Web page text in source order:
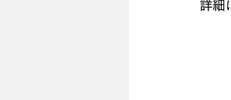
詳細